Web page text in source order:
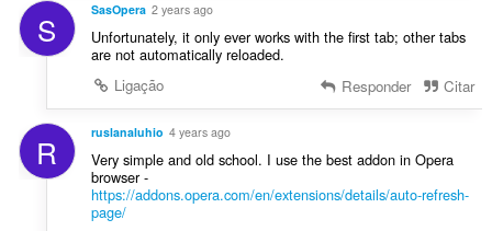
S SasOpera 2 years ago
Unfortunately, it only ever works with the first tab; other tabs
are not automatically reloaded.
Ligação
Responder Citar
R ruslanaluhio 4 years ago
Very simple and old school. I use the best addon in Opera
browser -
https://addons.opera.com/en/extensions/details/auto-refresh-
page/